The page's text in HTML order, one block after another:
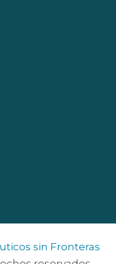
sin Fronteras